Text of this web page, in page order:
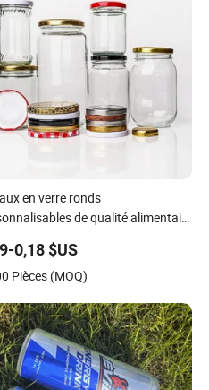
en verre ronds
de qualité alimentaire
0,18 $US
Pièces (MOQ)